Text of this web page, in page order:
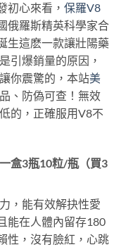
初心來看， 保羅V8
俄羅斯精英科學家合
生這麽一款讓壯陽藥
引爆銷量的原因，
你震驚的，本站美
、防偽可查！無效
的，正確服用V8不
盒3瓶10粒/瓶（買3
，能有效解抉性愛
能在人體內留存180
性，沒有臉紅，心跳